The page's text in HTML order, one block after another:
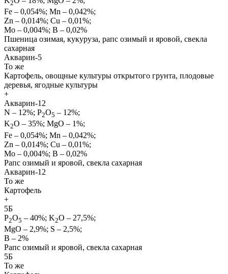
2
Fe – 0,054%; Mn – 0,042%;
Zn – 0,014%; Cu – 0,01%;
Mo – 0,004%; B – 0,02%
Пшеница озимая, кукуруза, рапс озимый и яровой, свекла
сахарная
Акварин-5
То же
Картофель, овощные культуры открытого грунта, плодовые
деревья, ягодные культуры
+
Акварин-12
N – 12%; Р2О5 – 12%;
K2O – 35%; MgO – 1%;
Fe – 0,054%; Mn – 0,042%;
Zn – 0,014%; Сu – 0,01%;
Mo – 0,004%; B – 0,02%
Рапс озимый и яровой, свекла сахарная
Акварин-12
То же
Картофель
+
5Б
Р2О5 – 40%; K2O – 27,5%;
МgО – 2,9%; S – 2,5%;
В – 2%
Рапс озимый и яровой, свекла сахарная
5Б
То же